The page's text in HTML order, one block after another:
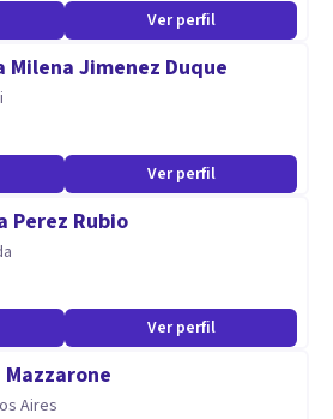
Ver perfil
Milena Jimenez Duque
Ver perfil
Perez Rubio
Ver perfil
Mazzarone
Aires